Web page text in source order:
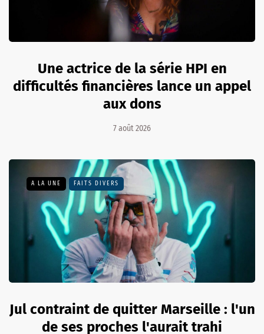
Une actrice de la série HPI en
difficultés financières lance un appel
aux dons
7 août 2026
A LA UNE FAITS DIVERS
Jul contraint de quitter Marseille : l'un
de ses proches l'aurait trahi